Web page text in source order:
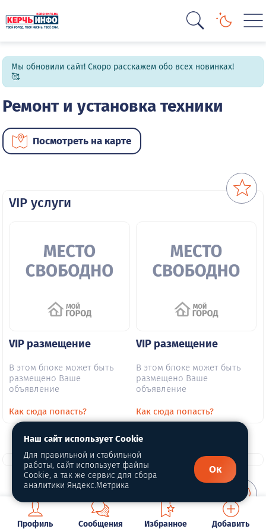
Мы обновили сайт! Скоро расскажем обо всех новинках!
🥰
Ремонт и установка техники
Посмотреть на карте
VIP услуги
VIP размещение
В этом блоке может быть
размещено Ваше
объявление
Как сюда попасть?
VIP размещение
В этом блоке может быть
размещено Ваше
объявление
Как сюда попасть?
О портале
Профиль Сообщения Избранное Добавить
Наш сайт использует Cookie
Для правильной и стабильной
работы, сайт использует файлы
Cookie, а так же сервис для сбора
аналитики Яндекс.Метрика
Ок